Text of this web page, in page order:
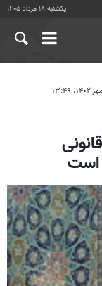
یکشنبه ۱۸ مرداد ۱۴۰۵
است